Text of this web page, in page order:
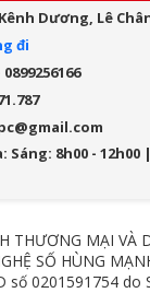
Dương, Lê
đi
8h00 - 12h00
THƯƠNG MẠI VÀ
SỐ HÙNG
số 0201591754 do